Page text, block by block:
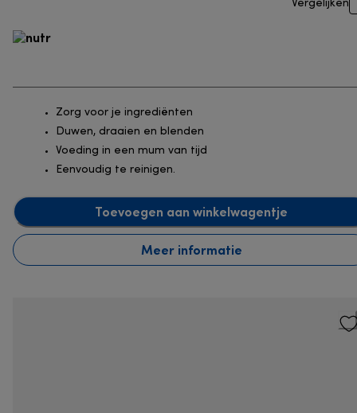
Vergelijken
Zorg voor je ingrediënten
Duwen, draaien en blenden
Voeding in een mum van tijd
Eenvoudig te reinigen.
Toevoegen aan winkelwagentje
Meer informatie